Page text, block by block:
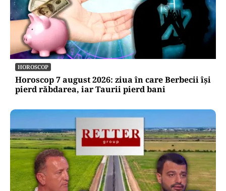
HOROSCOP
Horoscop 7 august 2026: ziua în care Berbecii își
pierd răbdarea, iar Taurii pierd bani